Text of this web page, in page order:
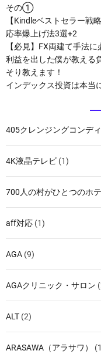
界
に
解
き
つ
その①
【Kindleベストセラー戦
応率爆上げ法3選+2
【必見】FX両建て手法
利益を出した僕が教える
そり教えます！
インデックス投資は本当
405クレンジングコンデ
4K液晶テレビ (1)
700人の村がひとつのホ
aff対応 (1)
AGA (9)
AGAクリニック・サロン
ALT (2)
ARASAWA（アラサワ）